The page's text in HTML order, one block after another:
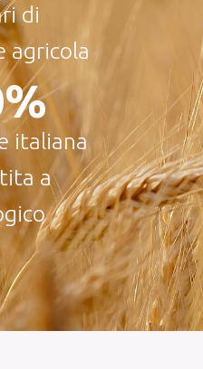
di
agricola
%
italiana
a